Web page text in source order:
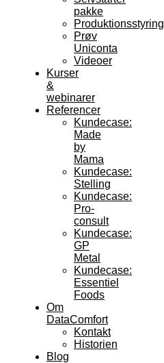
pakke
Produktionsstyring
Prøv
Uniconta
Videoer
Kurser
&
webinarer
Referencer
Kundecase:
Made
by
Mama
Kundecase:
Stelling
Kundecase:
Pro-
consult
Kundecase:
GP
Metal
Kundecase:
Essentiel
Foods
Om
DataComfort
Kontakt
Historien
Blog